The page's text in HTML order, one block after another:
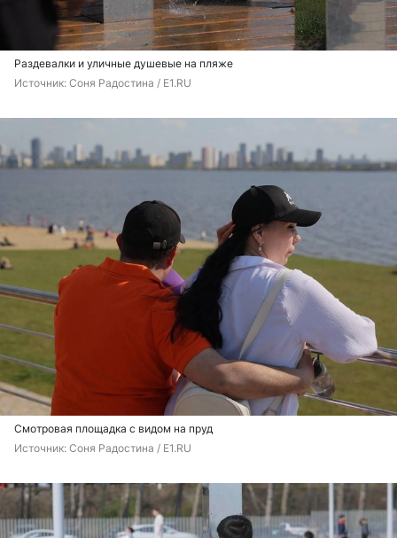
Раздевалки и уличные душевые на пляже
Источник: Соня Радостина / E1.RU
Смотровая площадка с видом на пруд
Источник: Соня Радостина / E1.RU